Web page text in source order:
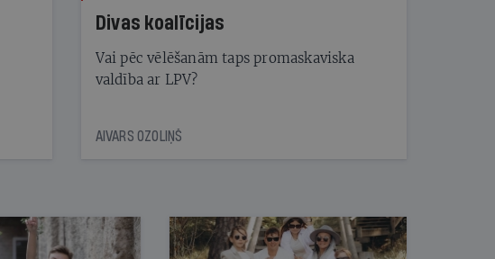
Divas koalīcijas
Vai pēc vēlēšanām taps promaskaviska
valdība ar LPV?
AIVARS OZOLIŅŠ